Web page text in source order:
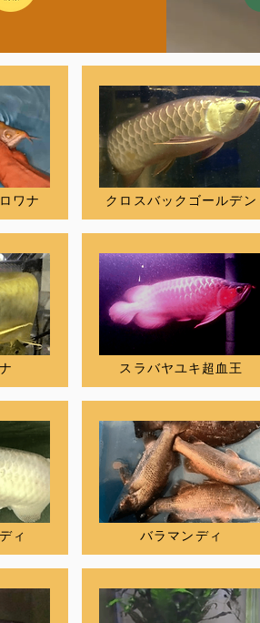
ワナ
ィ
クロスバックゴールデン
スラバヤユキ超血王
バラマンディ